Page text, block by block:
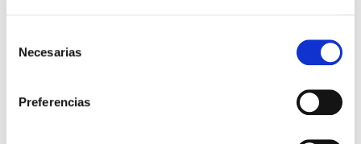
Necesarias
Preferencias